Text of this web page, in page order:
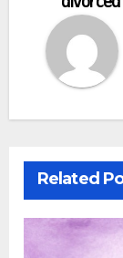
Related